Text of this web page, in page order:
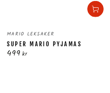
Säljare:
MARIO LEKSAKER
SUPER MARIO PYJAMAS
Ordinarie
499 kr